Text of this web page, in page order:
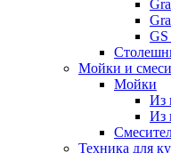
Мойки и
Мойки
Из
Из
Техника для